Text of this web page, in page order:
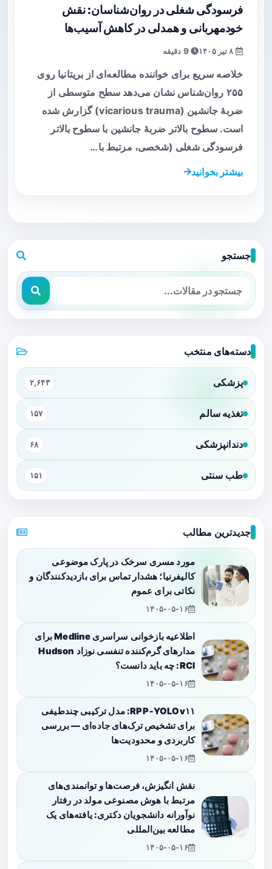
فرسودگی شغلی در روان‌شناسان: نقش
خودمهربانی و همدلی در کاهش آسیب‌ها
9 دقیقه
خلاصه سریع برای خواننده مطالعه‌ای از بریتانیا روی
۲۵۵ روان‌شناس نشان می‌دهد سطح متوسطی از
ضربهٔ جانشین (vicarious trauma) گزارش شده
است. سطوح بالاتر ضربهٔ جانشین با سطوح بالاتر
فرسودگی شغلی (شخصی، مرتبط با…
بیشتر بخوانید
جستجو
دسته‌های منتخب
پزشکی ۲,۶۴۳
تغذیه سالم ۱۵۷
دندانپزشکی ۶۸
طب سنتی ۱۵۱
جدیدترین مطالب
مورد مسری سرخک در پارک موضوعی
کالیفرنیا؛ هشدار تماس برای بازدیدکنندگان و
نکاتی برای عموم
۱۴۰۵-۰۵-۱۶
اطلاعیه بازخوانی سراسری Medline برای
مدارهای گرم‌کننده تنفسی نوزاد Hudson
RCI: چه باید دانست؟
۱۴۰۵-۰۵-۱۶
RPP‑YOLOv۱۱: مدل ترکیبی چندطیفی
برای تشخیص ترک‌های جاده‌ای — بررسی
کاربردی و محدودیت‌ها
۱۴۰۵-۰۵-۱۶
نقش انگیزش، فرصت‌ها و توانمندی‌های
مرتبط با هوش مصنوعی مولد در رفتار
نوآورانه دانشجویان دکتری: یافته‌های یک
مطالعه بین‌المللی
۱۴۰۵-۰۵-۱۶